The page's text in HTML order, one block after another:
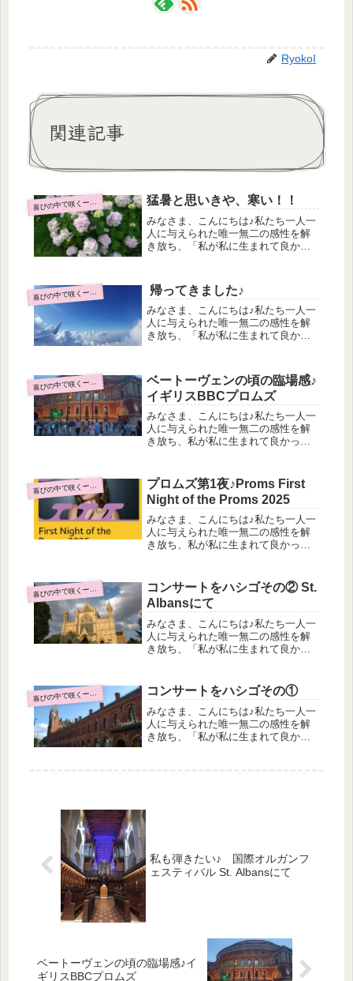
RyokoI
関連記事
喜びの中で咲くーロンドン滞在日記ー 猛暑と思いきや、寒い！！
みなさま、こんにちは♪私たち一人一
人に与えられた唯一無二の感性を解
き放ち、「私が私に生まれて良かっ
Wholeの井筒良子です。ロンドンに来
てもう2週間！今年のヨーロッパは...
喜びの中で咲くーロンドン滞在日記ー 帰ってきました♪
みなさま、こんにちは♪私たち一人一
人に与えられた唯一無二の感性を解
き放ち、「私が私に生まれて良かっ
Wholeの井筒良子です。とても久しぶ
りの投稿です♪イギリス滞在7週間...
喜びの中で咲くーロンドン滞在日記ー
ベートーヴェンの頃の臨場感♪
イギリスBBCプロムズ
みなさま、こんにちは♪私たち一人一
人に与えられた唯一無二の感性を解
き放ち、私が私に生まれて良かった
井筒良子です。さて、私がこの夏を
ロンドンで過ごそうと決めた理由...
喜びの中で咲くーロンドン滞在日記ー
プロムズ第1夜♪Proms First
Night of the Proms 2025
みなさま、こんにちは♪私たち一人一
人に与えられた唯一無二の感性を解
き放ち、私が私に生まれて良かった
井筒良子です。（こちらの記事、7月
に書いていたのですが、挙げら...
喜びの中で咲くーロンドン滞在日記ー
コンサートをハシゴその② St.
Albansにて
みなさま、こんにちは♪私たち一人一
人に与えられた唯一無二の感性を解
き放ち、「私が私に生まれて良かっ
Wholeの井筒良子です。まだまだ続き
ます、コンサートレポート（笑）
な...
喜びの中で咲くーロンドン滞在日記ー コンサートをハシゴその①
みなさま、こんにちは♪私たち一人一
人に与えられた唯一無二の感性を解
き放ち、「私が私に生まれて良かっ
私も弾きたい♪ 国際オルガンフ
ェスティバル St. Albansにて
ベートーヴェンの頃の臨場感♪イ
ギリスBBCプロムズ